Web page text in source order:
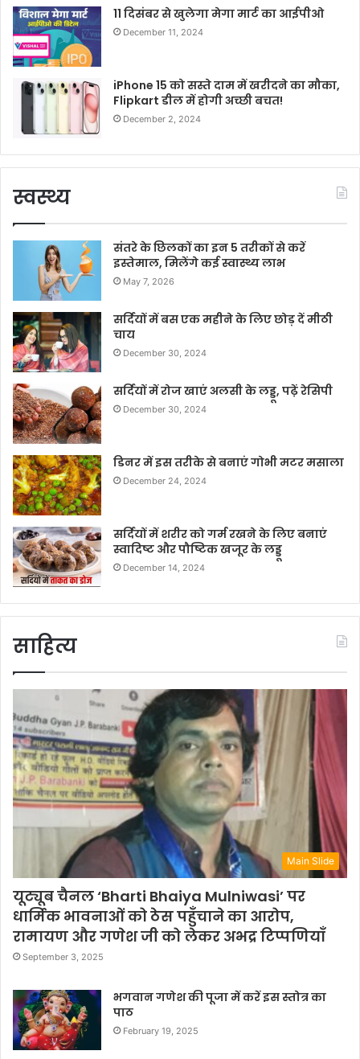
11 दिसंबर से खुलेगा मेगा मार्ट का आईपीओ
December 11, 2024
iPhone 15 को सस्ते दाम में खरीदने का मौका,
Flipkart डील में होगी अच्छी बचत!
December 2, 2024
स्वस्थ्य
संतरे के छिलकों का इन 5 तरीकों से करें
इस्तेमाल, मिलेंगे कई स्वास्थ्य लाभ
May 7, 2026
सर्दियों में बस एक महीने के लिए छोड़ दें मीठी
चाय
December 30, 2024
सर्दियों में रोज खाएं अलसी के लड्डू, पढ़ें रेसिपी
December 30, 2024
डिनर में इस तरीके से बनाएं गोभी मटर मसाला
December 24, 2024
सर्दियों में शरीर को गर्म रखने के लिए बनाएं
स्वादिष्ट और पौष्टिक खजूर के लड्डू
December 14, 2024
साहित्य
Main Slide
यूट्यूब चैनल ‘Bharti Bhaiya Mulniwasi’ पर
धार्मिक भावनाओं को ठेस पहुँचाने का आरोप,
रामायण और गणेश जी को लेकर अभद्र टिप्पणियाँ
September 3, 2025
भगवान गणेश की पूजा में करें इस स्तोत्र का
पाठ
February 19, 2025